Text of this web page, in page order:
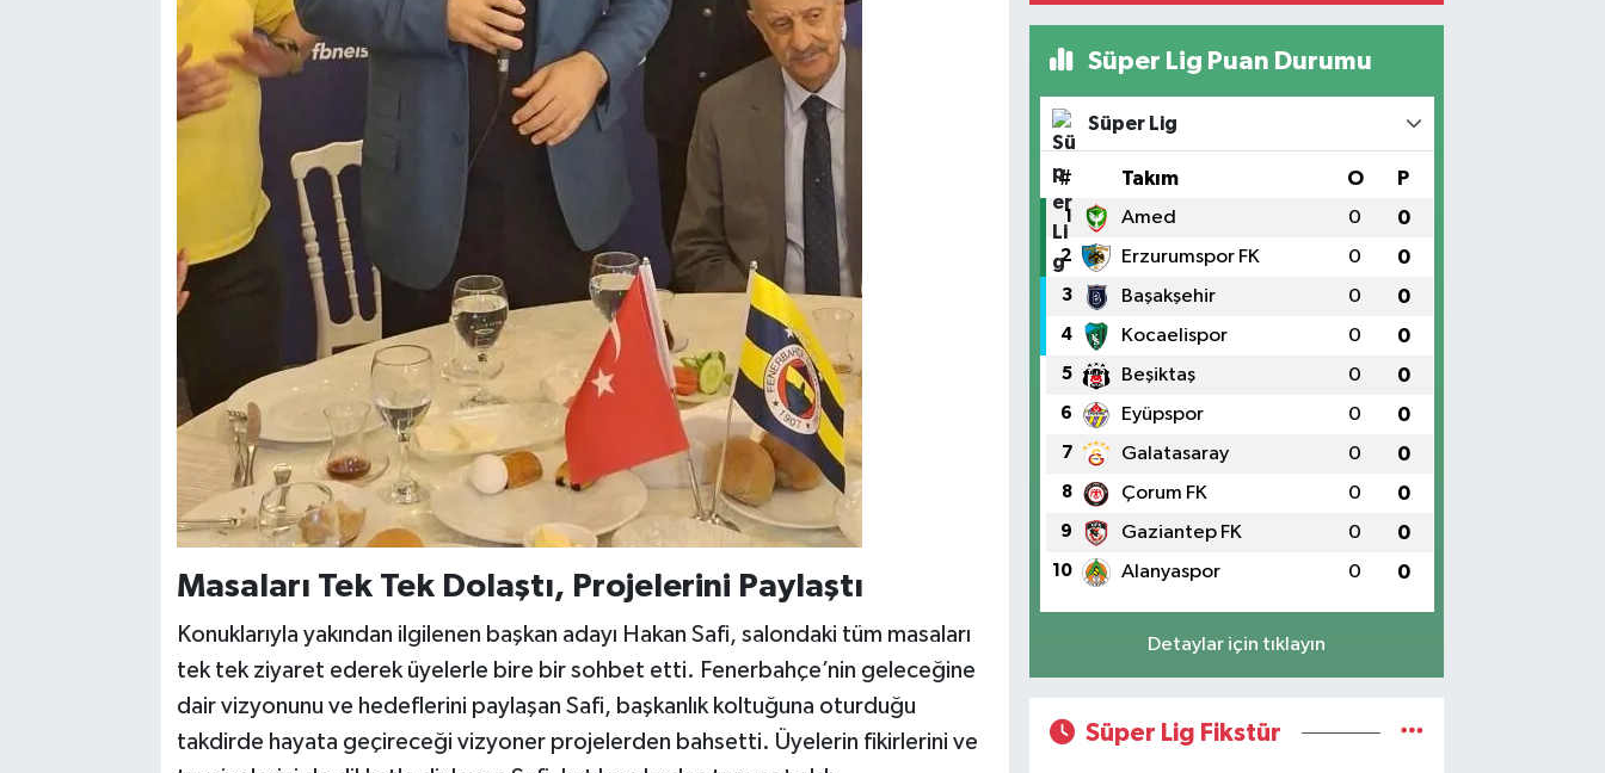
Masaları Tek Tek Dolaştı, Projelerini Paylaştı
Konuklarıyla yakından ilgilenen başkan adayı Hakan Safi, salondaki tüm masaları
tek tek ziyaret ederek üyelerle bire bir sohbet etti. Fenerbahçe’nin geleceğine
dair vizyonunu ve hedeflerini paylaşan Safi, başkanlık koltuğuna oturduğu
takdirde hayata geçireceği vizyoner projelerden bahsetti. Üyelerin fikirlerini ve
Süper Lig Puan Durumu
Süper Lig
# Takım O P
1 Amed 0 0
2 Erzurumspor FK 0 0
3 Başakşehir 0 0
4 Kocaelispor 0 0
5 Beşiktaş 0 0
6 Eyüpspor 0 0
7 Galatasaray 0 0
8 Çorum FK 0 0
9 Gaziantep FK 0 0
10 Alanyaspor 0 0
Detaylar için tıklayın
Süper Lig Fikstür